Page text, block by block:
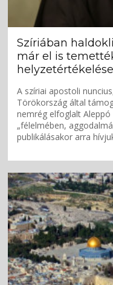
Szíriában
már el is
helyzetértékelése
A szíriai apostoli
Törökország által
nemrég elfoglalt
„félelmében,
publikálásakor arra